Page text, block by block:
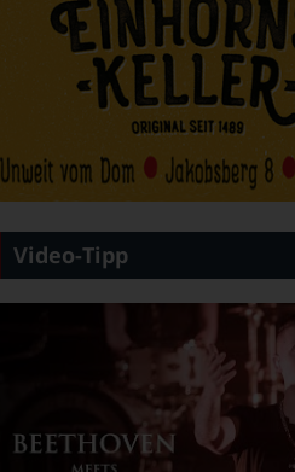
Video-Tipp